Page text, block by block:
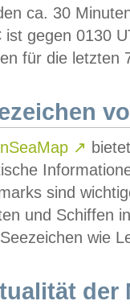
ca. 30
ist gegen 0130
für die letzten
↗
sind
und Schiffen
wie
der